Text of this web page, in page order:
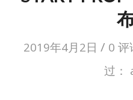
2019年4月2日 / 0 评
过：